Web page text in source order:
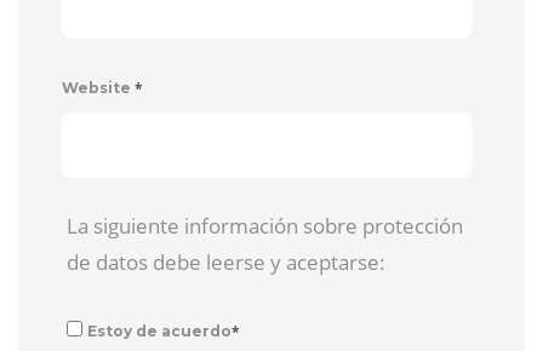
Website *
La siguiente información sobre protección
de datos debe leerse y aceptarse:
Estoy de acuerdo*